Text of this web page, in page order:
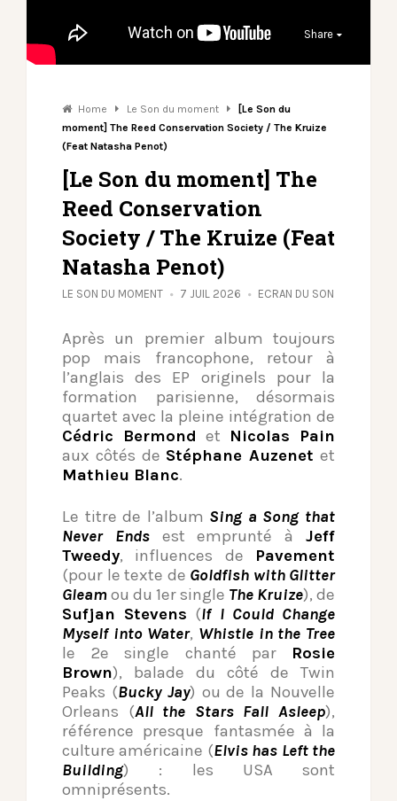
Share
Home Le Son du moment
[Le Son du
moment] The Reed Conservation Society / The Kruize
(Feat Natasha Penot)
[Le Son du moment] The
Reed Conservation
Society / The Kruize (Feat
Natasha Penot)
LE SON DU MOMENT 7 JUIL 2026 ECRAN DU SON
Après un premier album toujours
pop mais francophone, retour à
l’anglais des EP originels pour la
formation parisienne, désormais
quartet avec la pleine intégration de
Cédric Bermond et Nicolas Pain
aux côtés de Stéphane Auzenet et
Mathieu Blanc.
Le titre de l’album Sing a Song that
Never Endsest emprunté àJeff
Tweedy, influences de Pavement
(pour le texte de Goldfish with Glitter
Gleamou du 1er single The Kruize), de
Sufjan Stevens (If I Could Change
Myself into Water, Whistle in the Tree
le 2e single chanté par Rosie
Brown), balade du côté de Twin
Peaks (Bucky Jay) ou de la Nouvelle
Orleans (All the Stars Fall Asleep),
référence presque fantasmée à la
culture américaine (Elvis has Left the
Building) : les USA sont
omniprésents.